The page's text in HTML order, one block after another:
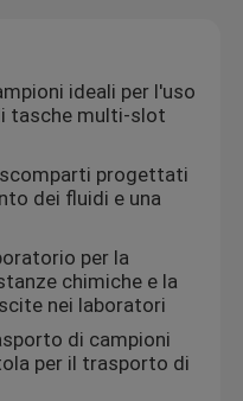
ideali per l'uso
tasche multi-slot
progettati
dei fluidi e una
per la
chimiche e la
nei laboratori
di campioni
per il trasporto di